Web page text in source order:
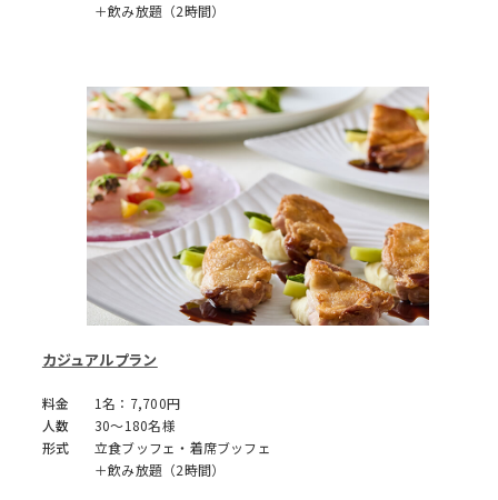
＋飲み放題（2時間）
カジュアルプラン
料金
1名：7,700円
人数
30～180名様
形式
立食ブッフェ・着席ブッフェ
＋飲み放題（2時間）